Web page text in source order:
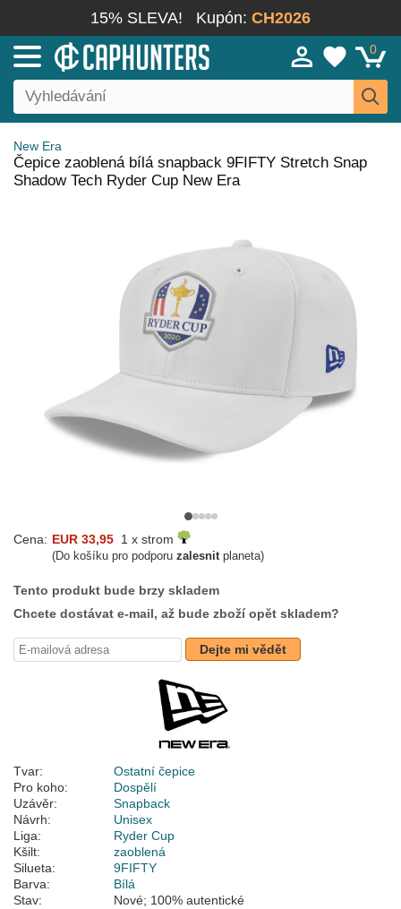
15% SLEVA! Kupón: CH2026
0
New Era
Čepice zaoblená bílá snapback 9FIFTY Stretch Snap
Shadow Tech Ryder Cup New Era
Cena: EUR 33,95 1 x strom
(Do košíku pro podporu zalesnitplaneta)
Tento produkt bude brzy skladem
Chcete dostávat e-mail, až bude zboží opět skladem?
Dejte mi vědět
Tvar:
Ostatní čepice
Pro koho:
Dospělí
Uzávěr:
Snapback
Návrh:
Unisex
Liga:
Ryder Cup
Kšilt:
zaoblená
Silueta:
9FIFTY
Barva:
Bílá
Stav:
Nové; 100% autentické